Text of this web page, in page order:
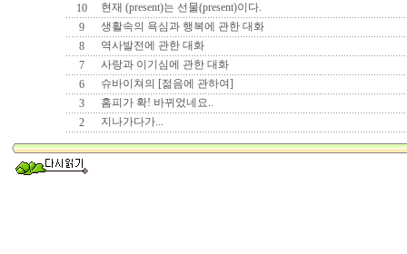
10
현재 (present)는 선물(present)이다.
9
생활속의 욕심과 행복에 관한 대화
8
역사발전에 관한 대화
7
사랑과 이기심에 관한 대화
6
슈바이쳐의 [젊음에 관하여]
3
홈피가 확! 바뀌었네요..
2
지나가다가...